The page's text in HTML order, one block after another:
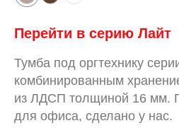
Перейти в серию Лайт
Тумба под оргтехнику
комбинированным
из ЛДСП толщиной 16 мм.
для офиса, сделано у нас.